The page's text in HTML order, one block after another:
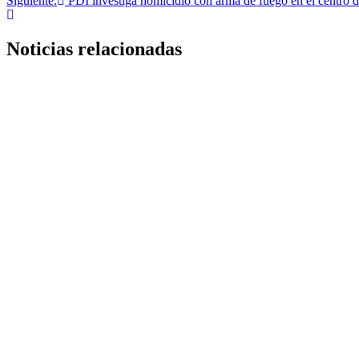
de
Noticias relacionadas